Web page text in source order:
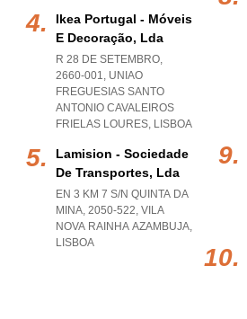
Ikea Portugal - Móveis
E Decoração, Lda
R 28 DE SETEMBRO,
2660-001, UNIAO
FREGUESIAS SANTO
ANTONIO CAVALEIROS
FRIELAS LOURES, LISBOA
Lamision - Sociedade
De Transportes, Lda
EN 3 KM 7 S/N QUINTA DA
MINA, 2050-522, VILA
NOVA RAINHA AZAMBUJA,
LISBOA